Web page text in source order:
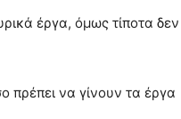
έργα, όμως τίποτα δεν
πρέπει να γίνουν τα έργα